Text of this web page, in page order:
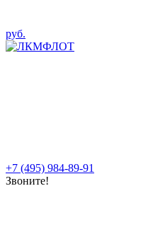
руб.
+7 (495) 984-89-91
Звоните!